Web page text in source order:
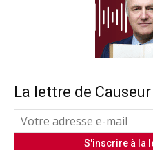
La lettre de Causeur